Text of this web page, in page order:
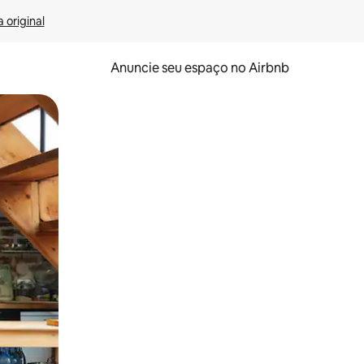
original
Anuncie seu espaço no Airbnb
o dedo na tela.